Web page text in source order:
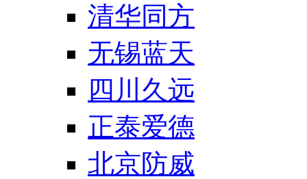
清华同方
无锡蓝天
四川久远
正泰爱德
北京防威